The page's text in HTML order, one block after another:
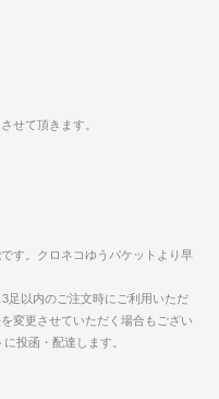
せて頂きます。
す。クロネコゆうパケットより早
足以内のご注文時にご利用いただ
変更させていただく場合もござい
投函・配達します。